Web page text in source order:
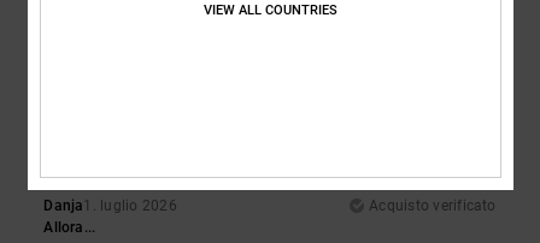
Consiglio questo prodotto
Danja1. luglio 2026
Acquisto verificato
Allora...
VIEW ALL COUNTRIES